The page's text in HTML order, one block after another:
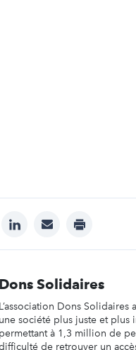
linkedinmail print
Dons Solidaires
L’association Dons Solidaires
une société plus juste et plus
permettant à 1,3 million de
de retrouver un